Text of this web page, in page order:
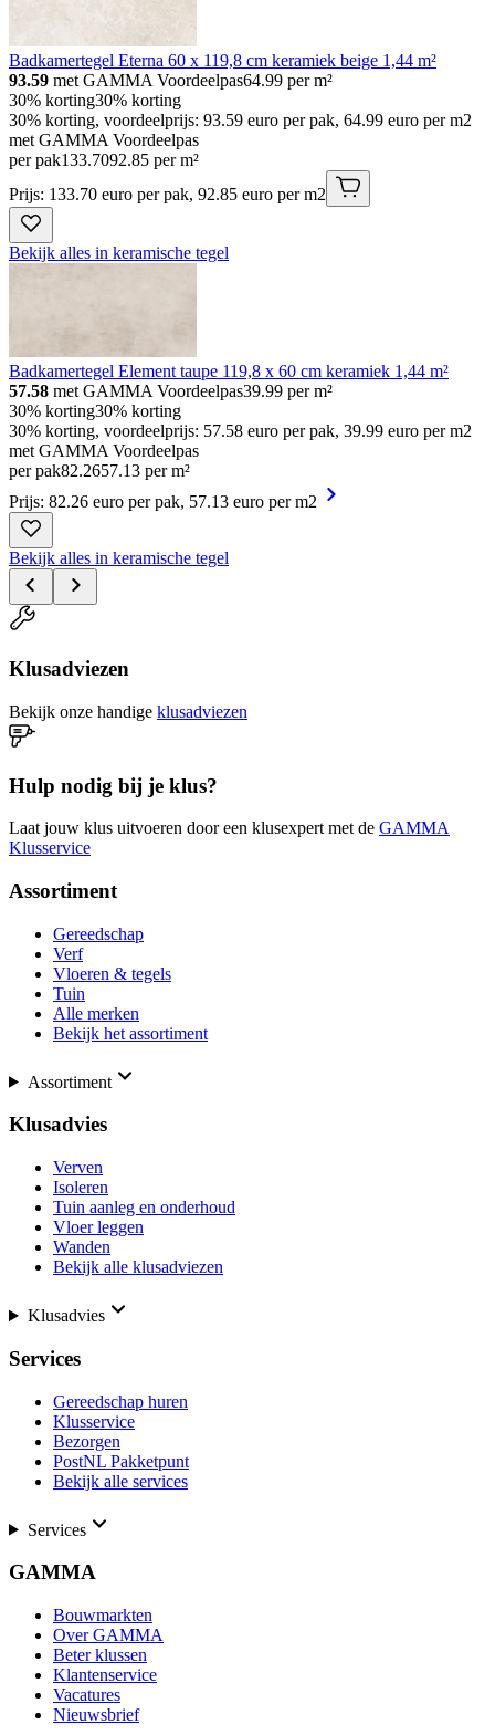
Badkamertegel Eterna 60 x 119,8 cm keramiek beige 1,44 m²
93.59 met GAMMA Voordeelpas64.99 per m²
30% korting30% korting
30% korting, voordeelprijs: 93.59 euro per pak, 64.99 euro per m2
met GAMMA Voordeelpas
per pak133.7092.85 per m²
Prijs: 133.70 euro per pak, 92.85 euro per m2
Bekijk alles in keramische tegel
Badkamertegel Element taupe 119,8 x 60 cm keramiek 1,44 m²
57.58 met GAMMA Voordeelpas39.99 per m²
30% korting30% korting
30% korting, voordeelprijs: 57.58 euro per pak, 39.99 euro per m2
met GAMMA Voordeelpas
per pak82.2657.13 per m²
Prijs: 82.26 euro per pak, 57.13 euro per m2
Bekijk alles in keramische tegel
Klusadviezen
Bekijk onze handige klusadviezen
Hulp nodig bij je klus?
Laat jouw klus uitvoeren door een klusexpert met de GAMMA
Klusservice
Assortiment
Gereedschap
Verf
Vloeren & tegels
Tuin
Alle merken
Bekijk het assortiment
Assortiment
Klusadvies
Verven
Isoleren
Tuin aanleg en onderhoud
Vloer leggen
Wanden
Bekijk alle klusadviezen
Klusadvies
Services
Gereedschap huren
Klusservice
Bezorgen
PostNL Pakketpunt
Bekijk alle services
Services
GAMMA
Bouwmarkten
Over GAMMA
Beter klussen
Klantenservice
Vacatures
Nieuwsbrief